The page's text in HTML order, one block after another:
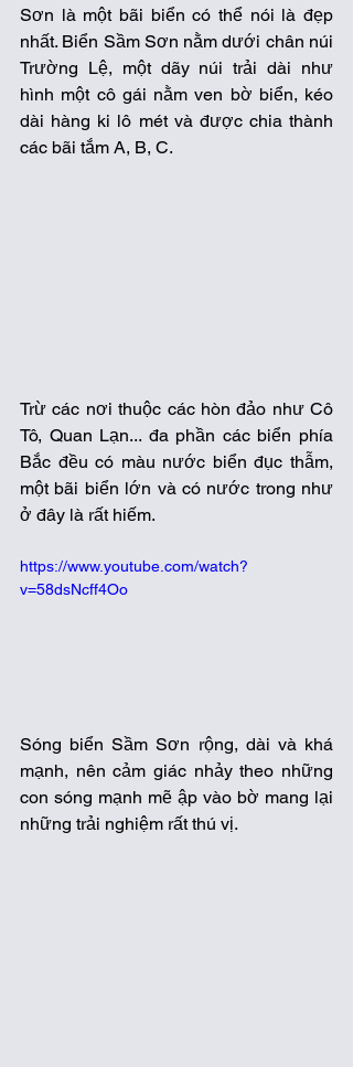
Sơn là một bãi biển có thể nói là đẹp
nhất. Biển Sầm Sơn nằm dưới chân núi
Trường Lệ, một dãy núi trải dài như
hình một cô gái nằm ven bờ biển, kéo
dài hàng ki lô mét và được chia thành
các bãi tắm A, B, C.
Trừ các nơi thuộc các hòn đảo như Cô
Tô, Quan Lạn... đa phần các biển phía
Bắc đều có màu nước biển đục thẫm,
một bãi biển lớn và có nước trong như
ở đây là rất hiếm.
https://www.youtube.com/watch?
v=58dsNcff4Oo
Sóng biển Sầm Sơn rộng, dài và khá
mạnh, nên cảm giác nhảy theo những
con sóng mạnh mẽ ập vào bờ mang lại
những trải nghiệm rất thú vị.